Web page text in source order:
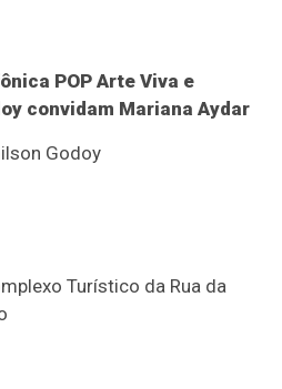
POP Arte Viva e
convidam Mariana Aydar
Godoy
Turístico da Rua da